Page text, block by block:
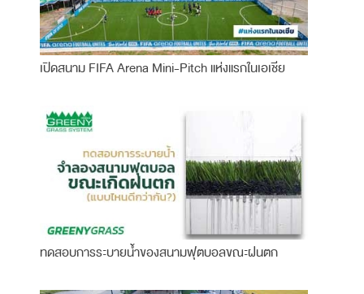
เปิดสนาม FIFA Arena Mini-Pitch แห่งแรกในเอเชีย
ทดสอบการระบายน้ำของสนามฟุตบอลขณะฝนตก